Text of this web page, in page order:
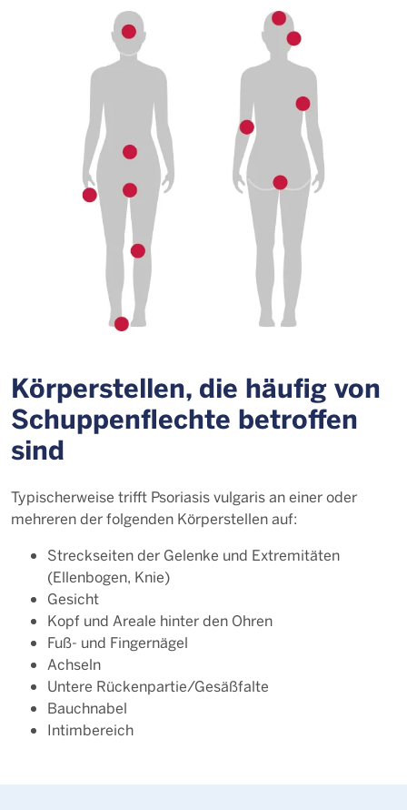
Körperstellen, die häufig von
Schuppenflechte betroffen
sind
Typischerweise trifft Psoriasis vulgaris an einer oder
mehreren der folgenden Körperstellen auf:
Streckseiten der Gelenke und Extremitäten
(Ellenbogen, Knie)
Gesicht
Kopf und Areale hinter den Ohren
Fuß- und Fingernägel
Achseln
Untere Rückenpartie/Gesäßfalte
Bauchnabel
Intimbereich